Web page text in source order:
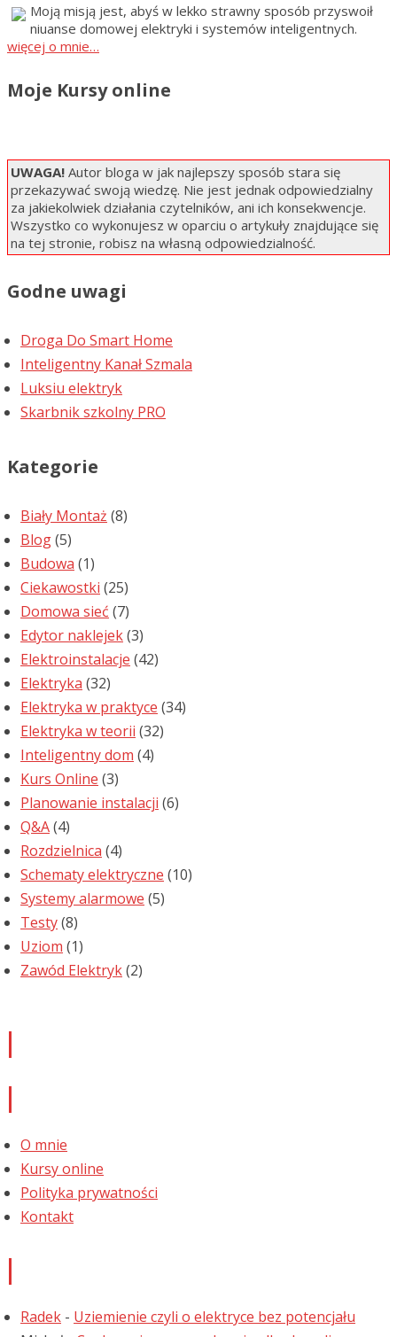
Moją misją jest, abyś w lekko strawny sposób przyswoił
niuanse domowej elektryki i systemów inteligentnych.
więcej o mnie…
Moje Kursy online
UWAGA! Autor bloga w jak najlepszy sposób stara się
przekazywać swoją wiedzę. Nie jest jednak odpowiedzialny
za jakiekolwiek działania czytelników, ani ich konsekwencje.
Wszystko co wykonujesz w oparciu o artykuły znajdujące się
na tej stronie, robisz na własną odpowiedzialność.
Godne uwagi
Droga Do Smart Home
Inteligentny Kanał Szmala
Luksiu elektryk
Skarbnik szkolny PRO
Kategorie
Biały Montaż (8)
Blog(5)
Budowa (1)
Ciekawostki (25)
Domowa sieć (7)
Edytor naklejek(3)
Elektroinstalacje (42)
Elektryka (32)
Elektryka w praktyce (34)
Elektryka w teorii (32)
Inteligentny dom (4)
Kurs Online (3)
Planowanie instalacji (6)
Q&A(4)
Rozdzielnica (4)
Schematy elektryczne (10)
Systemy alarmowe (5)
Testy(8)
Uziom (1)
Zawód Elektryk(2)
O mnie
Kursy online
Polityka prywatności
Kontakt
Radek - Uziemienie czyli o elektryce bez potencjału